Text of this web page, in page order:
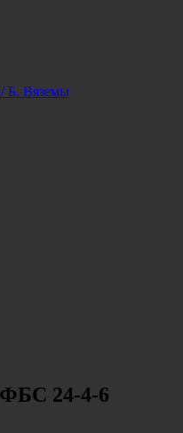
Б. Вяземы
24-4-6